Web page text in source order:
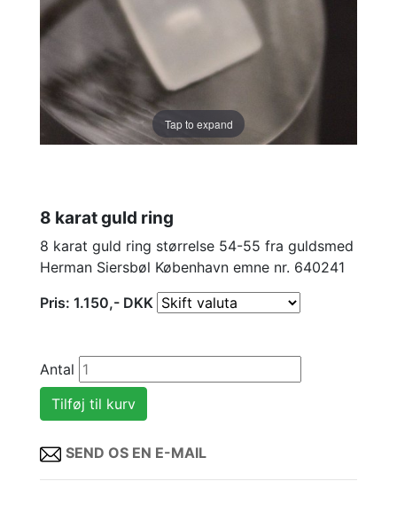
Tap to expand
8 karat guld ring
8 karat guld ring størrelse 54-55 fra guldsmed
Herman Siersbøl København emne nr. 640241
Pris: 1.150,- DKK
Antal
SEND OS EN E-MAIL